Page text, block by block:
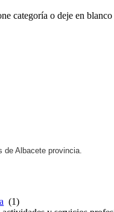
categoría o deje en blanco
de Albacete provincia
(1)